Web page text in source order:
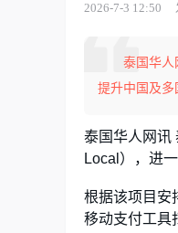
2026-7-3 12:50
泰国华人
提升中国及
泰国华人网讯
Local），进
根据该项目安
移动支付工具